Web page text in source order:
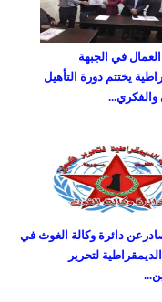
في الجبهة
يختتم دورة التأهيل
والفكري...
دائرة وكالة الغوث في
لتحرير